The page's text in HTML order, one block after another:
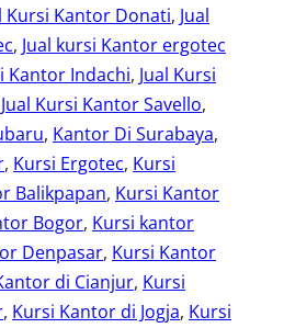
Kursi Kantor Donati, Jual
, Jual kursi Kantor ergotec
Kantor Indachi, Jual Kursi
Jual Kursi Kantor Savello
, Kantor Di Surabaya
, Kursi Ergotec, Kursi
Balikpapan, Kursi Kantor
Bogor, Kursi kantor
Denpasar, Kursi Kantor
di Cianjur, Kursi
, Kursi Kantor di Jogja, Kursi